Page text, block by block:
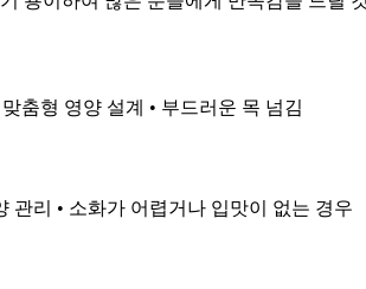
춤형 영양 설계 • 부드러운 목 넘김
관리 • 소화가 어렵거나 입맛이 없는 경우